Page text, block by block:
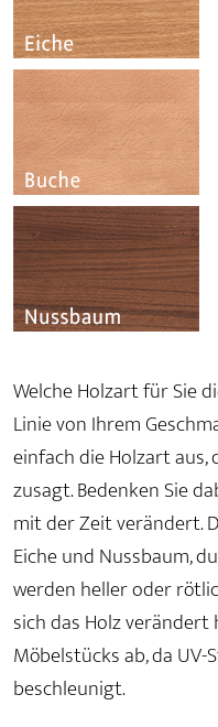
Welche Holzart für Sie
Linie von Ihrem
einfach die Holzart
zusagt. Bedenken Sie
mit der Zeit verändert.
Eiche und Nussbaum,
werden heller oder
sich das Holz
Möbelstücks ab, da
beschleunigt.